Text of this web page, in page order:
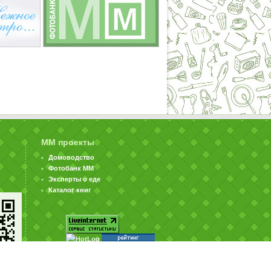
ММ проекты
Домоводство
Фотобанк ММ
Эксперты о еде
Каталог книг